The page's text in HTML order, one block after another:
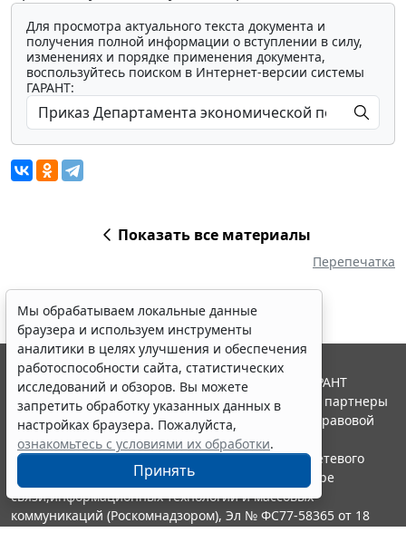
Для просмотра актуального текста документа и
получения полной информации о вступлении в силу,
изменениях и порядке применения документа,
воспользуйтесь поиском в Интернет-версии системы
ГАРАНТ:
Показать все материалы
Перепечатка
Мы обрабатываем локальные данные
браузера и используем инструменты
аналитики в целях улучшения и обеспечения
работоспособности сайта, статистических
исследований и обзоров. Вы можете
запретить обработку указанных данных в
настройках браузера. Пожалуйста,
ознакомьтесь с условиями их обработки.
Принять
© ООО "НПП "ГАРАНТ-СЕРВИС", 2026. Система ГАРАНТ
выпускается с 1990 года. Компания "Гарант" и ее партнеры
являются участниками Российской ассоциации правовой
информации ГАРАНТ.
Портал ГАРАНТ.РУ зарегистрирован в качестве сетевого
издания Федеральной службой по надзору в сфере
связи,информационных технологий и массовых
коммуникаций (Роскомнадзором), Эл № ФС77-58365 от 18